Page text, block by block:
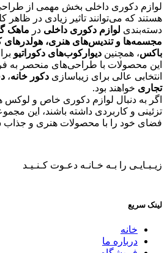
لوازم دکوری داخلی بخش مهمی از
هستند که می‌توانند تاثیر زیادی در ظاهر
دسته‌بندی لوازم دکوری داخلی در ماهک
مجسمه‌ها و تندیس‌های هنری، هولدرهای
باکس، همچنین دیوارکوب‌های دکوراتیو
این محصولات با طراحی‌های منحصر به
انتخابی عالی برای زیباسازی دکور خانه،
تجاری خواهند بود.
اگر به دنبال لوازم دکوری خاص و لوکس
تزئینی و کاربردی داشته باشند، این
فضای خود را با محصولات هنری و
زیـبـایـی را بـه خـانـه دعـوت کـنـیـد
لینک سریع
خانه
درباره ما